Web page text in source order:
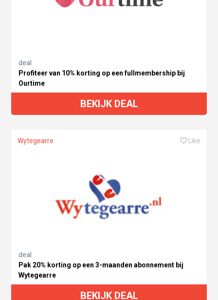
deal
Profiteer van 10% korting op een fullmembership bij
Ourtime
BEKIJK DEAL
Wytegearre Like
deal
Pak 20% korting op een 3-maanden abonnement bij
Wytegearre
BEKIJK DEAL